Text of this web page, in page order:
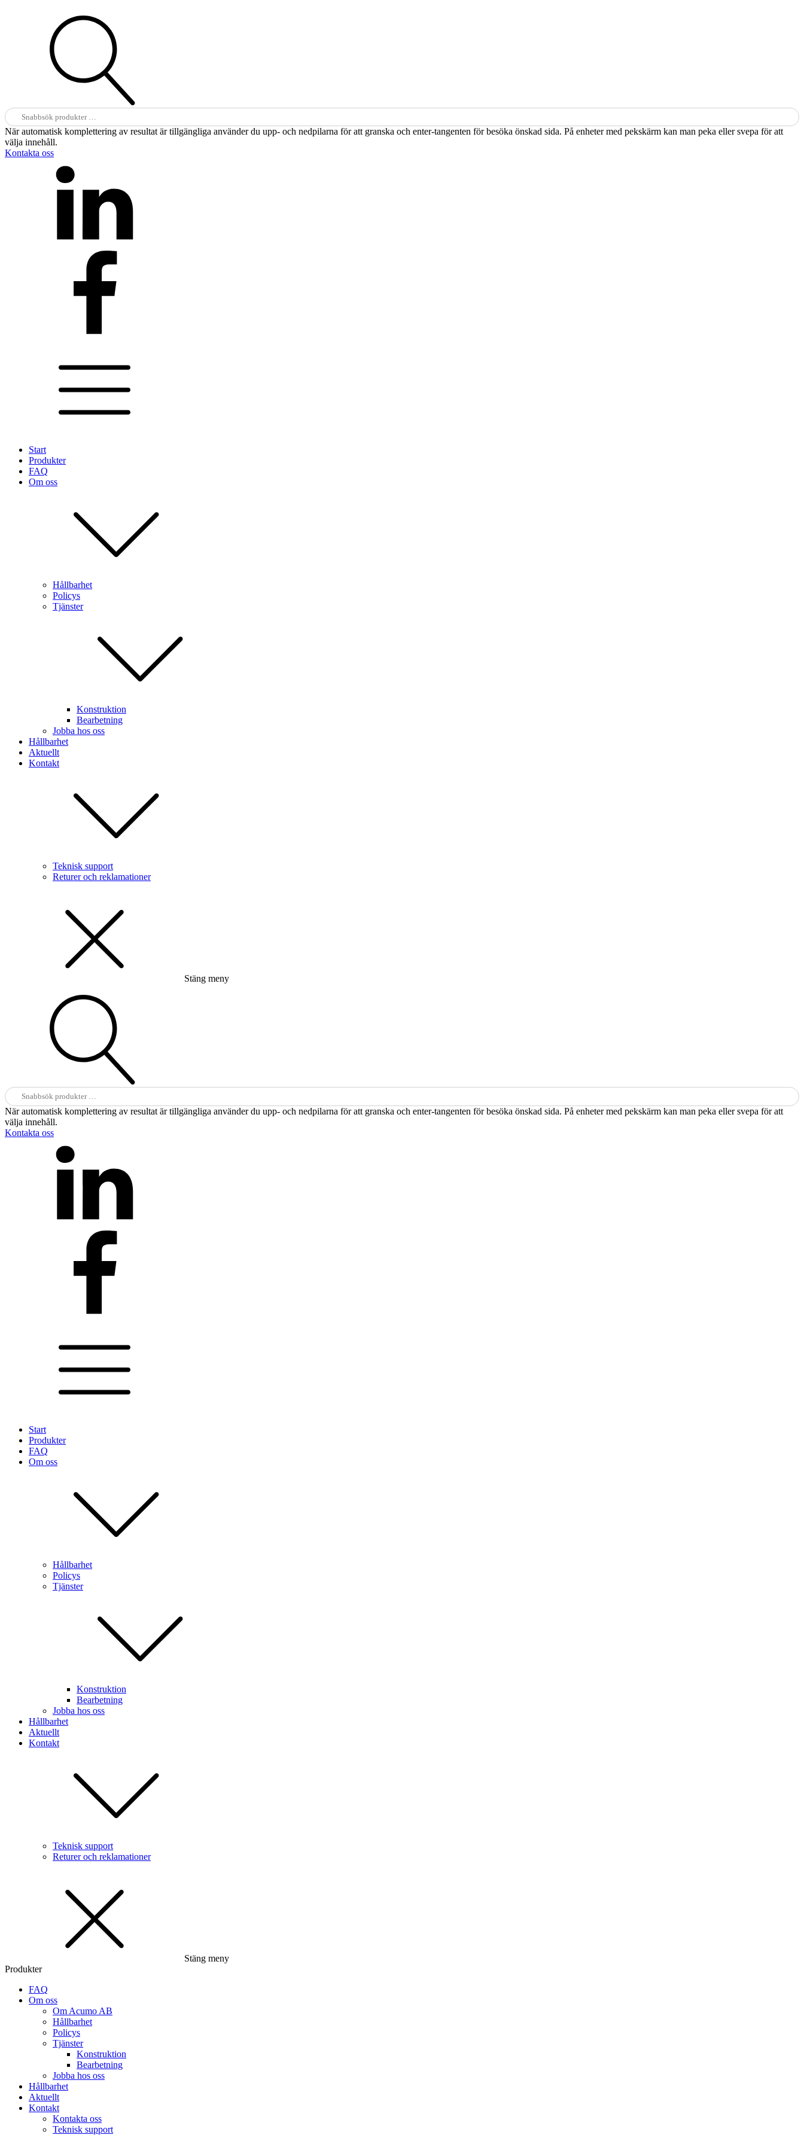
Sök
efter:
När automatisk komplettering av resultat är tillgängliga använder du upp- och nedpilarna för att granska och enter-tangenten för besöka önskad sida. På enheter med pekskärm kan man peka eller svepa för att
välja innehåll.
Kontakta oss
Start
Produkter
FAQ
Om oss
Hållbarhet
Policys
Tjänster
Konstruktion
Bearbetning
Jobba hos oss
Hållbarhet
Aktuellt
Kontakt
Teknisk support
Returer och reklamationer
Stäng meny
Sök
efter:
När automatisk komplettering av resultat är tillgängliga använder du upp- och nedpilarna för att granska och enter-tangenten för besöka önskad sida. På enheter med pekskärm kan man peka eller svepa för att
välja innehåll.
Kontakta oss
Start
Produkter
FAQ
Om oss
Hållbarhet
Policys
Tjänster
Konstruktion
Bearbetning
Jobba hos oss
Hållbarhet
Aktuellt
Kontakt
Teknisk support
Returer och reklamationer
Stäng meny
Produkter
FAQ
Om oss
Om Acumo AB
Hållbarhet
Policys
Tjänster
Konstruktion
Bearbetning
Jobba hos oss
Hållbarhet
Aktuellt
Kontakt
Kontakta oss
Teknisk support